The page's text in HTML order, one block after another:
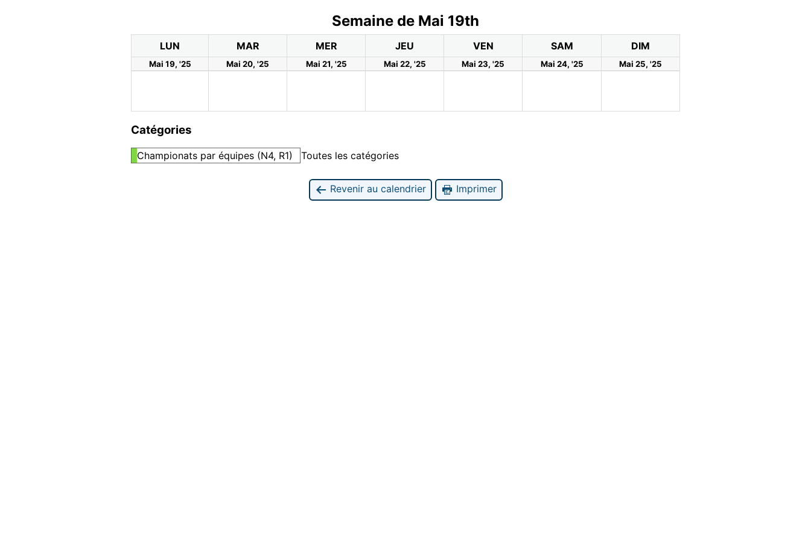
Semaine de Mai 19th
LUN MAR MER JEU VEN SAM DIM
Mai 19, '25 Mai 20, '25 Mai 21, '25 Mai 22, '25 Mai 23, '25 Mai 24, '25 Mai 25, '25
Catégories
Championats par équipes (N4, R1) Toutes les catégories
Revenir au calendrier Imprimer